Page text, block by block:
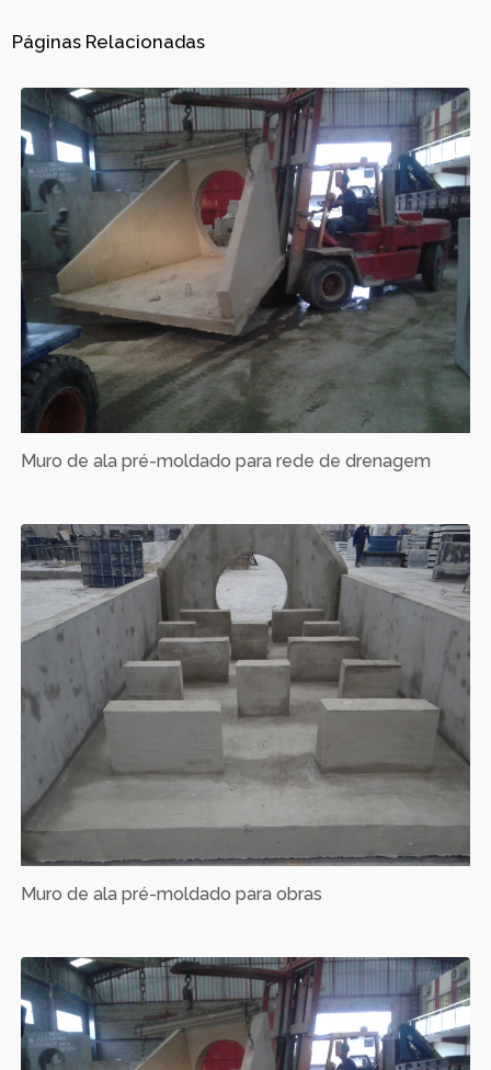
Páginas Relacionadas
Muro de ala pré-moldado para rede de drenagem
Muro de ala pré-moldado para obras